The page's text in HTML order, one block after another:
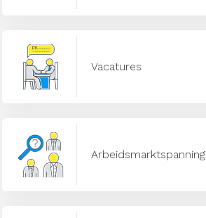
Vacatures
Arbeidsmarktspanning